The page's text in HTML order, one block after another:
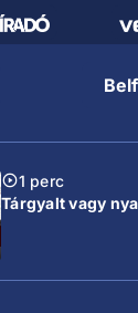
1 perc
Tárgyalt vagy